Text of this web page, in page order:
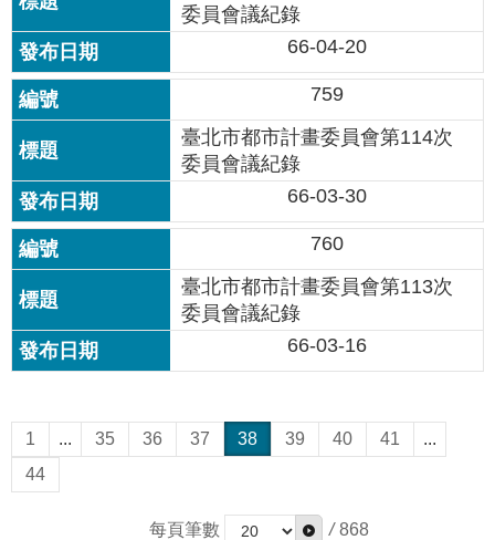
委員會議紀錄
66-04-20
759
臺北市都市計畫委員會第114次
委員會議紀錄
66-03-30
760
臺北市都市計畫委員會第113次
委員會議紀錄
66-03-16
1 ... 35 36 37 38 39 40 41
...
44
每頁筆數 / 868